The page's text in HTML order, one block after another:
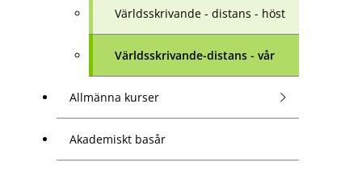
Världsskrivande - distans - höst
Världsskrivande-distans - vår
Allmänna kurser
Akademiskt basår